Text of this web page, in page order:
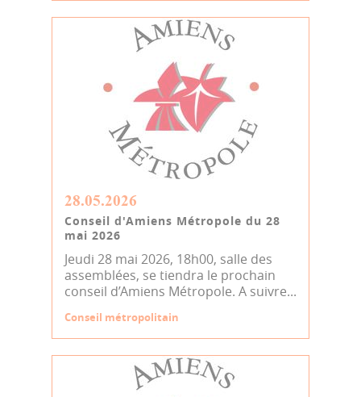
28.05.2026
Conseil d'Amiens Métropole du 28
mai 2026
Jeudi 28 mai 2026, 18h00, salle des
assemblées, se tiendra le prochain
conseil d’Amiens Métropole. A suivre...
Conseil métropolitain